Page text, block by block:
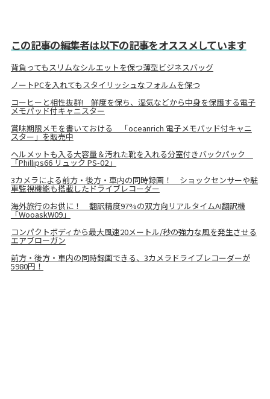
この記事の編集者は以下の記事をオススメしています
背負ってもスリムなシルエットを保つ薄型ビジネスバッグ
ノートPCを入れてもスタイリッシュなフォルムを保つ
コーヒーと相性抜群! 鮮度を保ち、湿気などから中身を保護する電子
メモパッド付キャニスター
賞味期限メモを書いておける 「oceanrich 電子メモパッド付キャニ
スター」を販売中
ヘルメットも入る大容量＆汚れた靴を入れる分室付きバックパック
「Phillips66 リュック PS-02」
3カメラによる前方・後方・車内の同時録画！ ショックセンサーや駐
車監視機能も搭載したドライブレコーダー
海外旅行のお供に！ 翻訳精度97%の双方向リアルタイムAI翻訳機
「WooaskW09」
コンパクトボディから最大風速20メートル/秒の強力な風を発生させる
エアブローガン
前方・後方・車内の同時録画できる、3カメラドライブレコーダーが
5980円！